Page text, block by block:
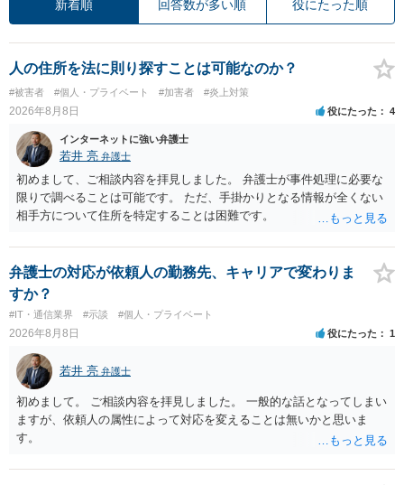
新着順 回答数が多い順 役にたった順
人の住所を法に則り探すことは可能なのか？
#被害者 #個人・プライベート #加害者 #炎上対策
2026年8月8日 役にたった 4
インターネットに強い弁護士
若井 亮 弁護士
初めまして、ご相談内容を拝見しました。 弁護士が事件処理に必要な
限りで調べることは可能です。 ただ、手掛かりとなる情報が全くない
相手方について住所を特定することは困難です。
弁護士の対応が依頼人の勤務先、キャリアで変わりま
すか？
#IT・通信業界 #示談 #個人・プライベート
2026年8月8日 役にたった 1
若井 亮 弁護士
初めまして。 ご相談内容を拝見しました。 一般的な話となってしまい
ますが、依頼人の属性によって対応を変えることは無いかと思いま
す。